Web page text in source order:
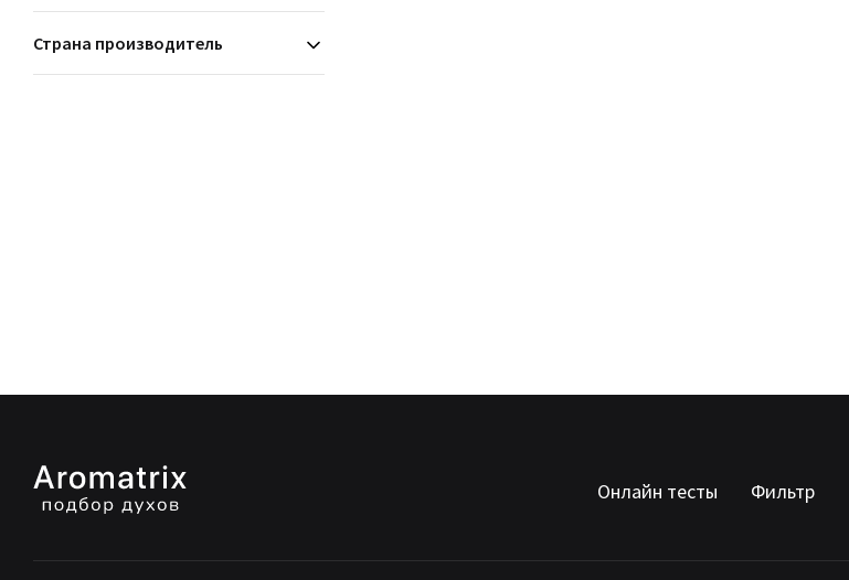
Страна производитель
Онлайн тесты Фильтр